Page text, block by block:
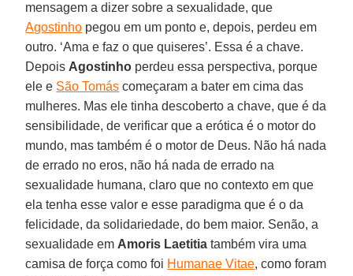
mensagem a dizer sobre a sexualidade, que
Agostinho pegou em um ponto e, depois, perdeu em
outro. ‘Ama e faz o que quiseres’. Essa é a chave.
Depois Agostinho perdeu essa perspectiva, porque
ele e São Tomás começaram a bater em cima das
mulheres. Mas ele tinha descoberto a chave, que é da
sensibilidade, de verificar que a erótica é o motor do
mundo, mas também é o motor de Deus. Não há nada
de errado no eros, não há nada de errado na
sexualidade humana, claro que no contexto em que
ela tenha esse valor e esse paradigma que é o da
felicidade, da solidariedade, do bem maior. Senão, a
sexualidade em Amoris Laetitia também vira uma
camisa de força como foi Humanae Vitae, como foram